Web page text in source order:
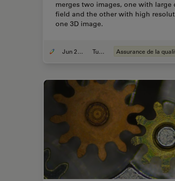
merges two images, one with large
field and the other with high
one 3D image.
Jun 27, 2023 Tutoriel